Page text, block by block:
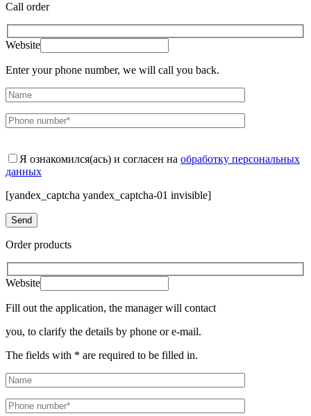
Call order
Website
Enter your phone number, we will call you back.
Я ознакомился(ась) и согласен на обработку персональных
данных
[yandex_captcha yandex_captcha-01 invisible]
Order products
Website
Fill out the application, the manager will contact
you, to clarify the details by phone or e-mail.
The fields with * are required to be filled in.